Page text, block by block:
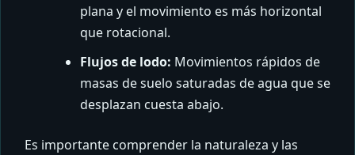
plana y el movimiento es más horizontal
que rotacional.
Flujos de lodo: Movimientos rápidos de
masas de suelo saturadas de agua que se
desplazan cuesta abajo.
Es importante comprender la naturaleza y las